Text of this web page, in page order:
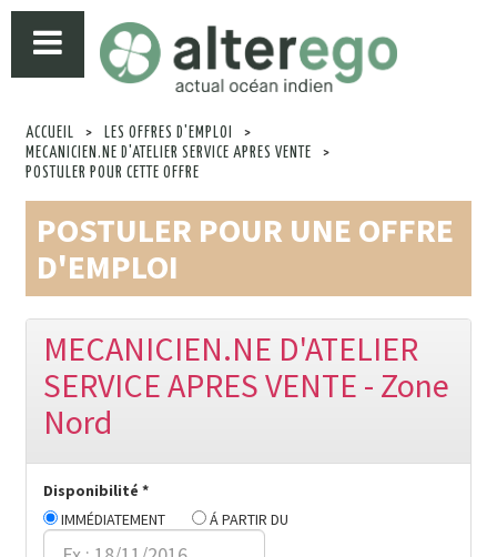
ACCUEIL > LES OFFRES D'EMPLOI
>
MECANICIEN.NE D'ATELIER SERVICE APRES VENTE
>
POSTULER POUR CETTE OFFRE
POSTULER POUR UNE OFFRE
D'EMPLOI
MECANICIEN.NE D'ATELIER
SERVICE APRES VENTE - Zone
Nord
Disponibilité *
IMMÉDIATEMENT
Á PARTIR DU